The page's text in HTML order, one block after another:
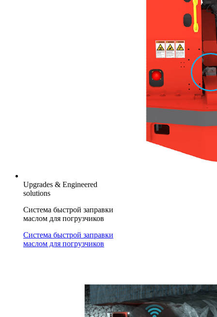
Upgrades & Engineered
solutions
Система быстрой заправки
маслом для погрузчиков
Система быстрой заправки
маслом для погрузчиков